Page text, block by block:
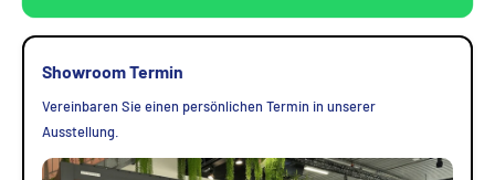
Showroom Termin
Vereinbaren Sie einen persönlichen Termin in unserer
Ausstellung.